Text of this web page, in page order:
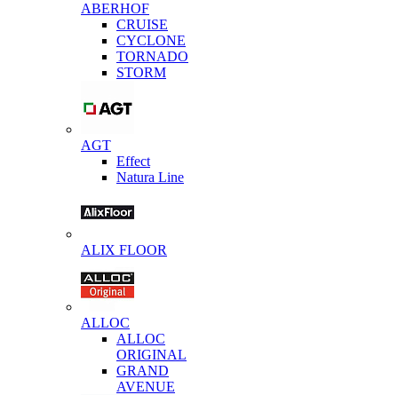
ABERHOF
CRUISE
CYCLONE
TORNADO
STORM
AGT
Effect
Natura Line
ALIX FLOOR
ALLOC
ALLOC
ORIGINAL
GRAND
AVENUE